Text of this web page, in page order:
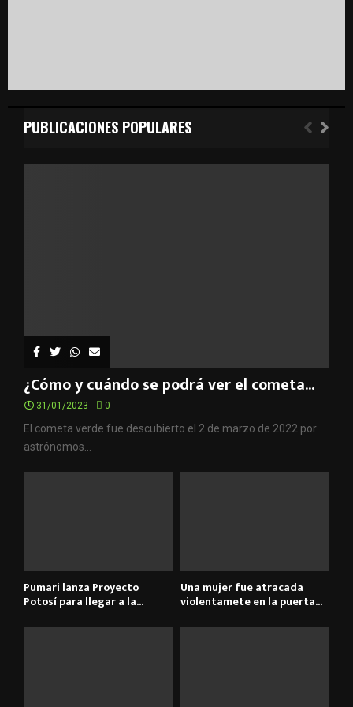
PUBLICACIONES POPULARES
¿Cómo y cuándo se podrá ver el cometa...
31/01/2023 0
El cometa verde fue descubierto el 2 de marzo de 2022 por
astrónomos...
Pumari lanza Proyecto
Potosí para llegar a la...
Una mujer fue atracada
violentamete en la puerta...